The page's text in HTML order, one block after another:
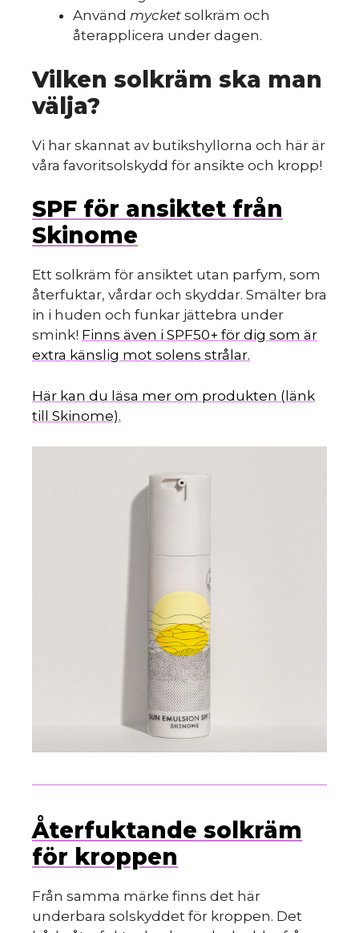
Använd mycket solkräm och
återapplicera under dagen.
Vilken solkräm ska man
välja?
Vi har skannat av butikshyllorna och här är
våra favoritsolskydd för ansikte och kropp!
SPF för ansiktet från
Skinome
Ett solkräm för ansiktet utan parfym, som
återfuktar, vårdar och skyddar. Smälter bra
in i huden och funkar jättebra under
smink! Finns även i SPF50+ för dig som är
extra känslig mot solens strålar.
Här kan du läsa mer om produkten (länk
till Skinome).
Återfuktande solkräm
för kroppen
Från samma märke finns det här
underbara solskyddet för kroppen. Det